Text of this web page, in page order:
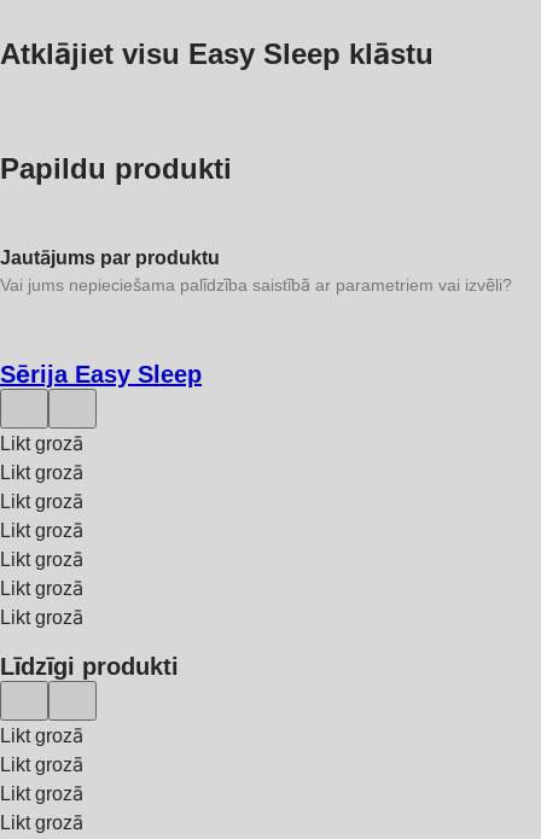
Atklājiet visu Easy Sleep klāstu
Papildu produkti
Jautājums par produktu
Vai jums nepieciešama palīdzība saistībā ar parametriem vai izvēli?
Sērija Easy Sleep
Likt grozā
Likt grozā
Likt grozā
Likt grozā
Likt grozā
Likt grozā
Likt grozā
Līdzīgi produkti
Likt grozā
Likt grozā
Likt grozā
Likt grozā